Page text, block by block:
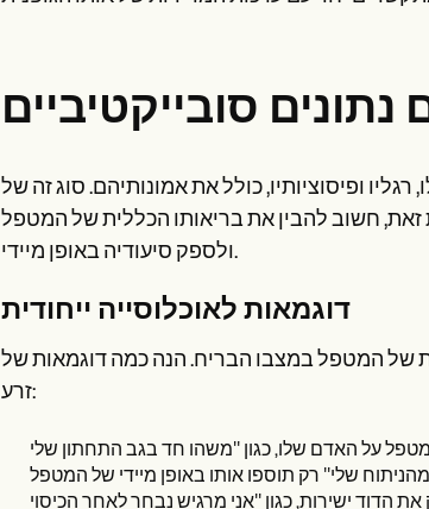
ופיסוציותיו, כולל את אמונותיהם. סוג זה של
זאת, חשוב להבין את בריאותו הכללית של המטפל
ולספק סיעודיה באופן מיידי.
דוגמאות לאוכלוסייה ייחודית
של המטפל במצבו הבריח. הנה כמה דוגמאות של
זרע: